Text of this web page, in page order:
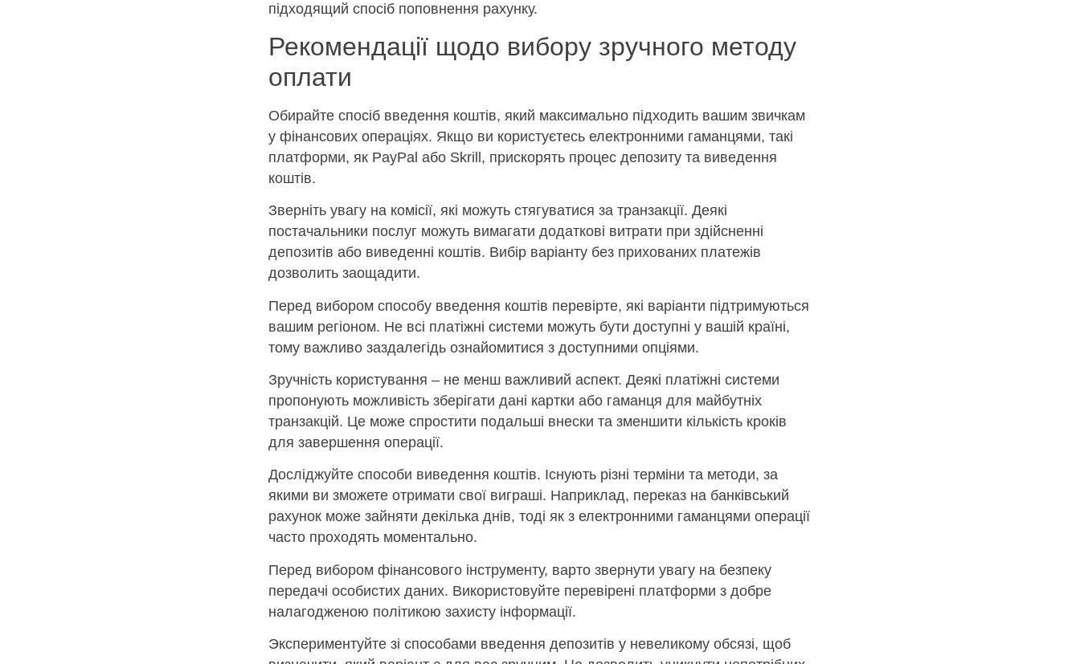
підходящий спосіб поповнення рахунку.
Рекомендації щодо вибору зручного методу
оплати
Обирайте спосіб введення коштів, який максимально підходить вашим звичкам
у фінансових операціях. Якщо ви користуєтесь електронними гаманцями, такі
платформи, як PayPal або Skrill, прискорять процес депозиту та виведення
коштів.
Зверніть увагу на комісії, які можуть стягуватися за транзакції. Деякі
постачальники послуг можуть вимагати додаткові витрати при здійсненні
депозитів або виведенні коштів. Вибір варіанту без прихованих платежів
дозволить заощадити.
Перед вибором способу введення коштів перевірте, які варіанти підтримуються
вашим регіоном. Не всі платіжні системи можуть бути доступні у вашій країні,
тому важливо заздалегідь ознайомитися з доступними опціями.
Зручність користування – не менш важливий аспект. Деякі платіжні системи
пропонують можливість зберігати дані картки або гаманця для майбутніх
транзакцій. Це може спростити подальші внески та зменшити кількість кроків
для завершення операції.
Досліджуйте способи виведення коштів. Існують різні терміни та методи, за
якими ви зможете отримати свої виграші. Наприклад, переказ на банківський
рахунок може зайняти декілька днів, тоді як з електронними гаманцями операції
часто проходять моментально.
Перед вибором фінансового інструменту, варто звернути увагу на безпеку
передачі особистих даних. Використовуйте перевірені платформи з добре
налагодженою політикою захисту інформації.
Экспериментуйте зі способами введення депозитів у невеликому обсязі, щоб